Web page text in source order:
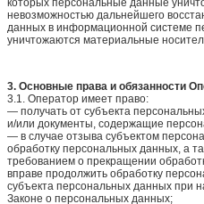
невозможностью дальнейшего
данных в информационной системе
уничтожаются материальные
3. Основные права и обязанности
3.1. Оператор имеет право:
— получать от субъекта
и/или документы, содержащие
— в случае отзыва субъектом
обработку персональных данных, а
требованием о прекращении
вправе продолжить обработку
субъекта персональных данных при
Законе о персональных данных;